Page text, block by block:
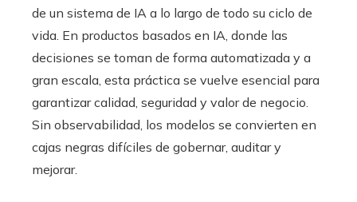
de un sistema de IA a lo largo de todo su ciclo de
vida. En productos basados en IA, donde las
decisiones se toman de forma automatizada y a
gran escala, esta práctica se vuelve esencial para
garantizar calidad, seguridad y valor de negocio.
Sin observabilidad, los modelos se convierten en
cajas negras difíciles de gobernar, auditar y
mejorar.